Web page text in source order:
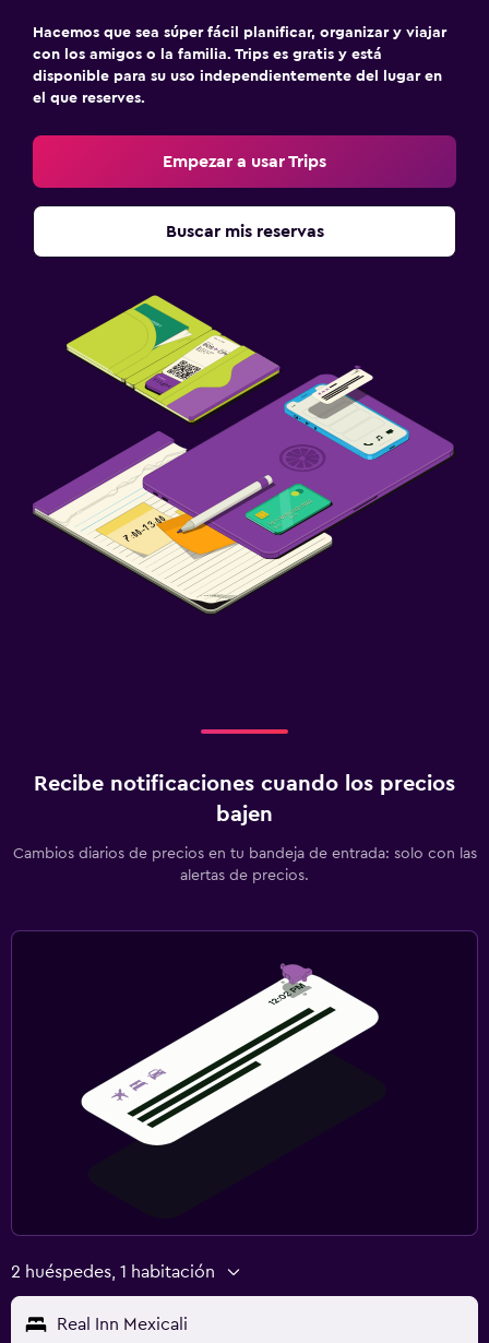
Hacemos que sea súper fácil planificar, organizar y viajar
con los amigos o la familia. Trips es gratis y está
disponible para su uso independientemente del lugar en
el que reserves.
Empezar a usar Trips
Buscar mis reservas
Recibe notificaciones cuando los precios
bajen
Cambios diarios de precios en tu bandeja de entrada: solo con las
alertas de precios.
2 huéspedes, 1 habitación
Real Inn Mexicali